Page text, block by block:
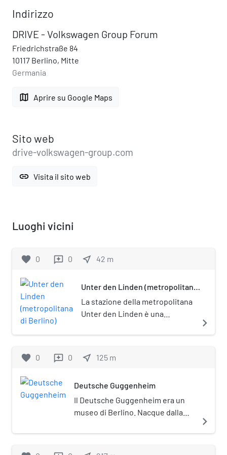
Indirizzo
DRIVE - Volkswagen Group Forum
Friedrichstraße 84
10117 Berlino, Mitte
Germania
map Aprire su Google Maps
Sito web
drive-volkswagen-group.com
link Visita il sito web
Luoghi vicini
favorite 0 reviews 0 near_me 42 m
Unter den Linden (metropolitana
La stazione della metropolitana
Unter den Linden è una
Berlino, situata nel quartiere di
all'incrocio fra le linee U5 e U6.
navigate_next
favorite 0 reviews 0 near_me 125 m
Deutsche Guggenheim
Il Deutsche Guggenheim era un
museo di Berlino. Nacque dalla
Guggenheim e la Deutsche Bank. I
navigate_next